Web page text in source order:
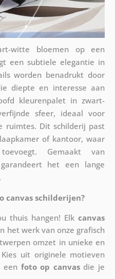
witte bloemen op een
een subtiele elegantie in
worden benadrukt door
diepte en interesse aan
kleurenpalet in zwart-
sfeer, ideaal voor
ruimtes. Dit schilderij past
of kantoor, waar
Gemaakt van
het een lange
canvas schilderijen?
thuis hangen! Elkcanvas
het werk van onze grafisch
omzet in unieke en
uit originele motieven
een foto op canvasdie je